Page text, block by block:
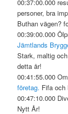
00:37:00.000
personer, bra
Buthan vägen?
00:39:00.000
Jämtlands
Stark, maltig
detta år!
00:41:55.000
företag. Fifa och
00:47:10.000
Nytt År!